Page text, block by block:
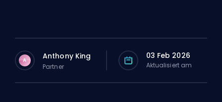
A Anthony King
Partner
03 Feb 2026
Aktualisiert am